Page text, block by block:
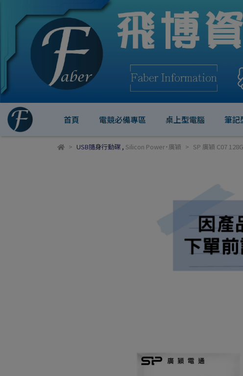
首頁 電競必備專區 桌上型電腦 筆記
USB隨身行動碟, Silicon Power˙廣穎 SP 廣穎 C07